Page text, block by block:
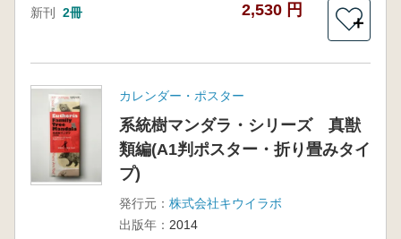
新刊 2冊 2,530 円
＋
カレンダー・ポスター
系統樹マンダラ・シリーズ 真獣
類編(A1判ポスター・折り畳みタイ
プ)
発行元： 株式会社キウイラボ
出版年： 2014